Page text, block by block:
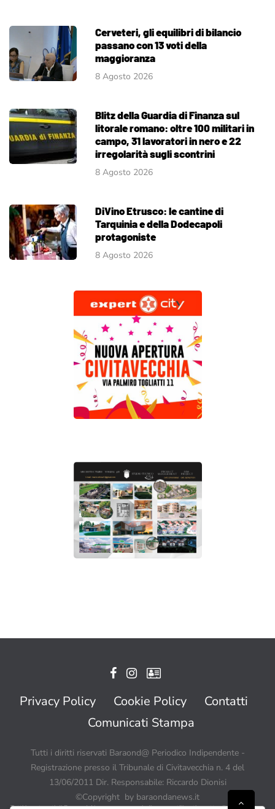
Cerveteri, gli equilibri di bilancio
passano con 13 voti della
maggioranza
8 Agosto 2026
Blitz della Guardia di Finanza sul
litorale romano: oltre 100 militari in
campo, 31 lavoratori in nero e 22
irregolarità sugli scontrini
8 Agosto 2026
DiVino Etrusco: le cantine di
Tarquinia e della Dodecapoli
protagoniste
8 Agosto 2026
Privacy Policy Cookie Policy
Contatti
Comunicati Stampa
Tutti i diritti riservati Baraond@ Periodico Indipendente -
Registrazione presso il Tribunale di Civitavecchia n. 4 del
13/06/2011 Dir. Responsabile: Riccardo Dionisi
©Copyright by baraondanews.it